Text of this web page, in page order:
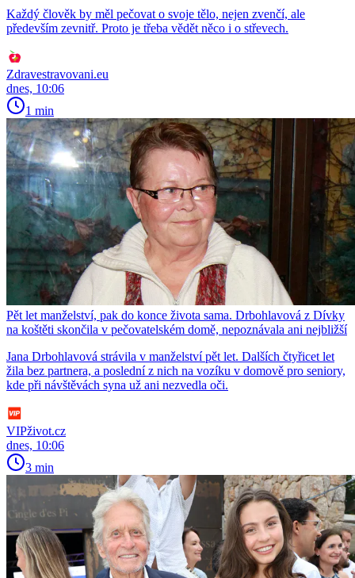
Každý člověk by měl pečovat o svoje tělo, nejen zvenčí, ale
především zevnitř. Proto je třeba vědět něco i o střevech.
Zdravestravovani.eu
dnes, 10:06
1 min
Pět let manželství, pak do konce života sama. Drbohlavová z Dívky
na koštěti skončila v pečovatelském domě, nepoznávala ani nejbližší
Jana Drbohlavová strávila v manželství pět let. Dalších čtyřicet let
žila bez partnera, a poslední z nich na vozíku v domově pro seniory,
kde při návštěvách syna už ani nezvedla oči.
VIPživot.cz
dnes, 10:06
3 min